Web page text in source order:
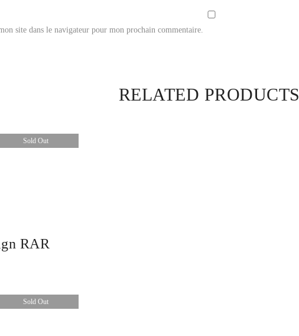
site dans le navigateur pour mon prochain commentaire.
RELATED PRODUCTS
Sold Out
RAR
Sold Out